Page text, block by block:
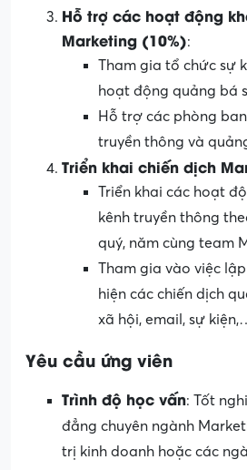
Hỗ trợ các hoạt động
Marketing (10%):
Tham gia tổ chức sự
hoạt động quảng bá
Hỗ trợ các phòng
truyền thông và
Triển khai chiến dịch
Triển khai các hoạt
kênh truyền thông
quý, năm cùng team
Tham gia vào việc
hiện các chiến dịch
xã hội, email, sự
Yêu cầu ứng viên
Trình độ học vấn: Tốt
đẳng chuyên ngành
trị kinh doanh hoặc các